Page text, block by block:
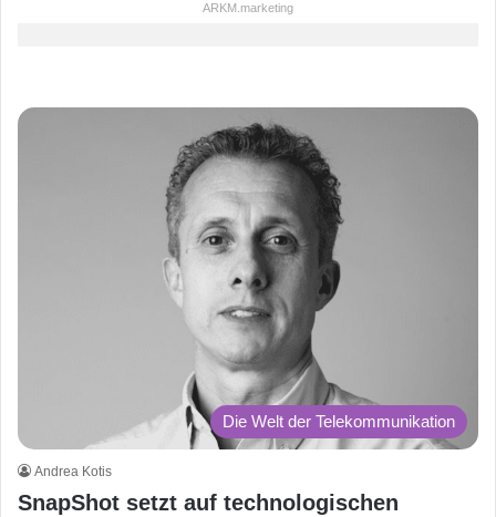
ARKM.marketing
Die Welt der Telekommunikation
Andrea Kotis
SnapShot setzt auf technologischen